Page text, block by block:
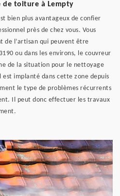
de toiture à Lempty
bien plus avantageux de confier
près de chez vous. Vous
de l’artisan qui peuvent être
ou dans les environs, le couvreur
de la situation pour le nettoyage
implanté dans cette zone depuis
le type de problèmes récurrents
Il peut donc effectuer les travaux